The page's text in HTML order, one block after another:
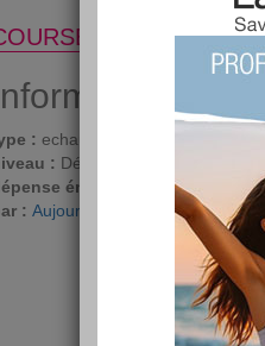
À PIED
: echauffements
: Débutant
énergétique : 308
: Aujourdhui.com